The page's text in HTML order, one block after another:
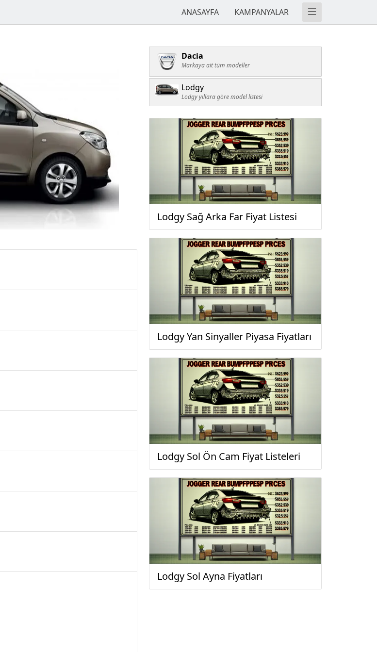
ANASAYFA KAMPANYALAR
Dacia
Markaya ait tüm modeller
Lodgy
Lodgy yıllara göre model listesi
Lodgy Sağ Arka Far Fiyat Listesi
Lodgy Yan Sinyaller Piyasa Fiyatları
Lodgy Sol Ön Cam Fiyat Listeleri
Lodgy Sol Ayna Fiyatları